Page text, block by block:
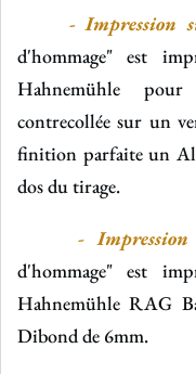
-Impression
d'hommage" est
Hahnemühle
contrecollée sur un
finition parfaite un
dos du tirage.
- Impression
d'hommage" est
Hahnemühle RAG
Dibond de 6mm.